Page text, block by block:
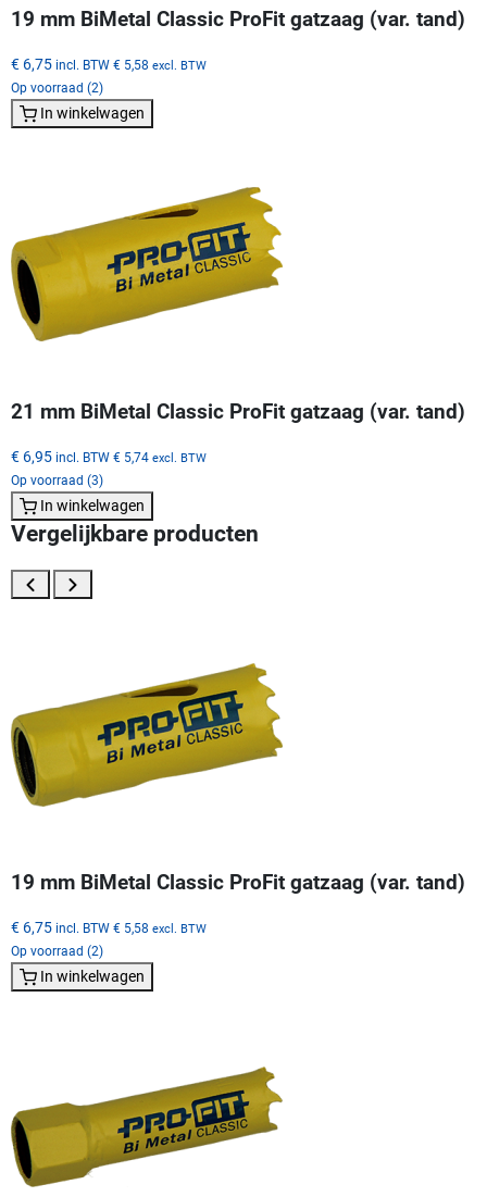
19 mm BiMetal Classic ProFit gatzaag (var. tand)
€ 6,75 incl. BTW € 5,58 excl. BTW
Op voorraad (2)
In winkelwagen
21 mm BiMetal Classic ProFit gatzaag (var. tand)
€ 6,95 incl. BTW € 5,74 excl. BTW
Op voorraad (3)
In winkelwagen
Vergelijkbare producten
19 mm BiMetal Classic ProFit gatzaag (var. tand)
€ 6,75 incl. BTW € 5,58 excl. BTW
Op voorraad (2)
In winkelwagen